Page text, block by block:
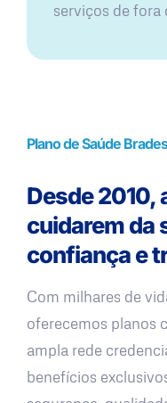
serviços de fora
Plano de Saúde
Desde 2010,
cuidarem da
confiança e
Com milhares de
oferecemos planos
ampla rede
benefícios